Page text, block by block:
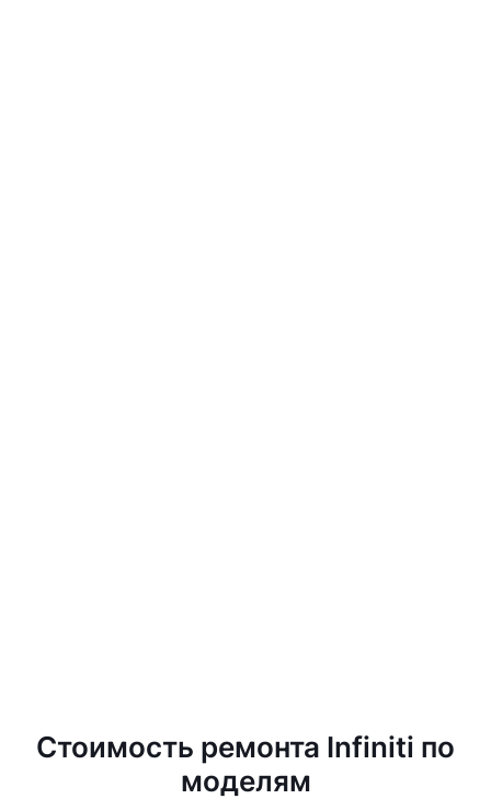
Стоимость ремонта Infiniti по
моделям